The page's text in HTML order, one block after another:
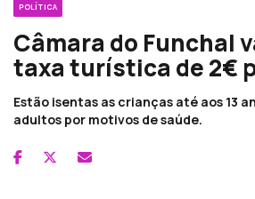
POLÍTICA
Câmara do Funchal
taxa turística de 2€
Estão isentas as crianças até aos 13
adultos por motivos de saúde.